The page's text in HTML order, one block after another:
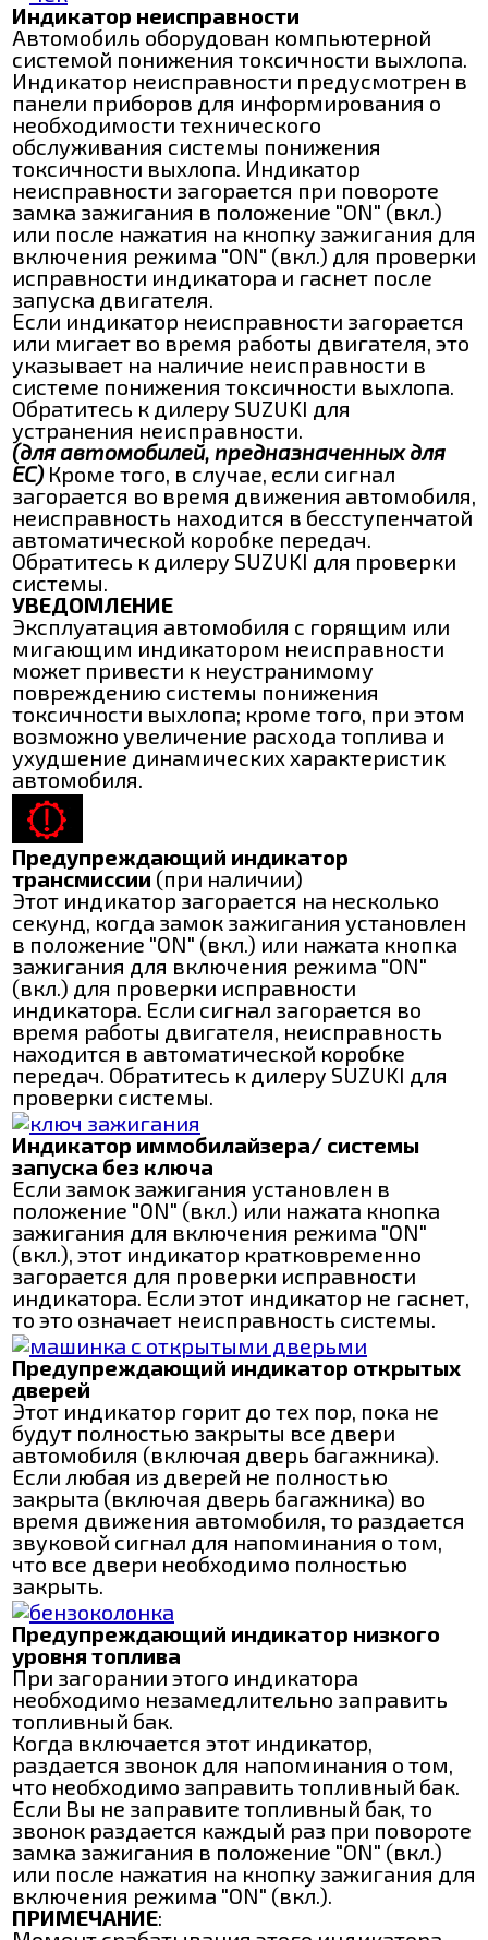
Индикатор неисправности
Автомобиль оборудован компьютерной
системой понижения токсичности выхлопа.
Индикатор неисправности предусмотрен в
панели приборов для информирования о
необходимости технического
обслуживания системы понижения
токсичности выхлопа. Индикатор
неисправности загорается при повороте
замка зажигания в положение "ON" (вкл.)
или после нажатия на кнопку зажигания для
включения режима "ON" (вкл.) для проверки
исправности индикатора и гаснет после
запуска двигателя.
Если индикатор неисправности загорается
или мигает во время работы двигателя, это
указывает на наличие неисправности в
системе понижения токсичности выхлопа.
Обратитесь к дилеру SUZUKI для
устранения неисправности.
(для автомобилей, предназначенных для
ЕС)Кроме того, в случае, если сигнал
загорается во время движения автомобиля,
неисправность находится в бесступенчатой
автоматической коробке передач.
Обратитесь к дилеру SUZUKI для проверки
системы.
УВЕДОМЛЕНИЕ
Эксплуатация автомобиля с горящим или
мигающим индикатором неисправности
может привести к неустранимому
повреждению системы понижения
токсичности выхлопа; кроме того, при этом
возможно увеличение расхода топлива и
ухудшение динамических характеристик
автомобиля.
Предупреждающий индикатор
трансмиссии (при наличии)
Этот индикатор загорается на несколько
секунд, когда замок зажигания установлен
в положение "ON" (вкл.) или нажата кнопка
зажигания для включения режима "ON"
(вкл.) для проверки исправности
индикатора. Если сигнал загорается во
время работы двигателя, неисправность
находится в автоматической коробке
передач. Обратитесь к дилеру SUZUKI для
проверки системы.
Индикатор иммобилайзера/ системы
запуска без ключа
Если замок зажигания установлен в
положение "ON" (вкл.) или нажата кнопка
зажигания для включения режима "ON"
(вкл.), этот индикатор кратковременно
загорается для проверки исправности
индикатора. Если этот индикатор не гаснет,
то это означает неисправность системы.
Предупреждающий индикатор открытых
дверей
Этот индикатор горит до тех пор, пока не
будут полностью закрыты все двери
автомобиля (включая дверь багажника).
Если любая из дверей не полностью
закрыта (включая дверь багажника) во
время движения автомобиля, то раздается
звуковой сигнал для напоминания о том,
что все двери необходимо полностью
закрыть.
Предупреждающий индикатор низкого
уровня топлива
При загорании этого индикатора
необходимо незамедлительно заправить
топливный бак.
Когда включается этот индикатор,
раздается звонок для напоминания о том,
что необходимо заправить топливный бак.
Если Вы не заправите топливный бак, то
звонок раздается каждый раз при повороте
замка зажигания в положение "ON" (вкл.)
или после нажатия на кнопку зажигания для
включения режима "ON" (вкл.).
ПРИМЕЧАНИЕ: